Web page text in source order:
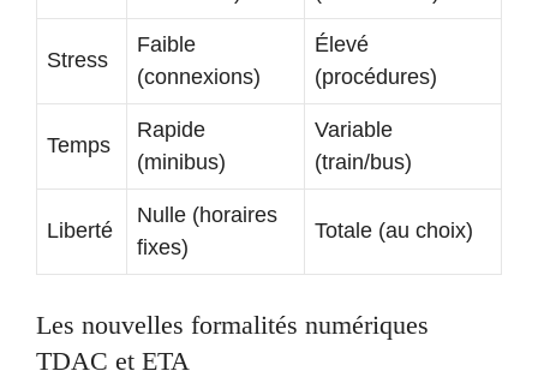
Stress
Faible
(connexions)
Élevé
(procédures)
Temps
Rapide
(minibus)
Variable
(train/bus)
Liberté
Nulle (horaires
fixes)
Totale (au choix)
Les nouvelles formalités numériques
TDAC et ETA